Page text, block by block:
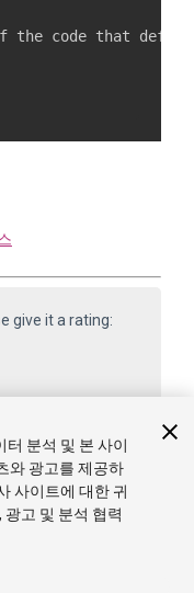
the code that
give it a rating:
분석 및 본 사이
와 광고를 제공하
사이트에 대한 귀
고 및 분석 협력